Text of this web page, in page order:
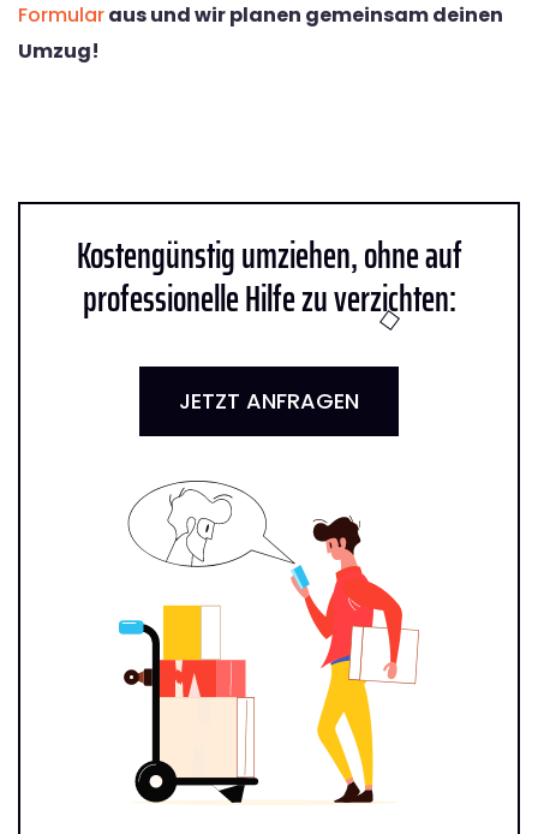
Formularaus und wir planen gemeinsam deinen
Umzug!
Kostengünstig umziehen, ohne auf
professionelle Hilfe zu verzichten:
JETZT ANFRAGEN